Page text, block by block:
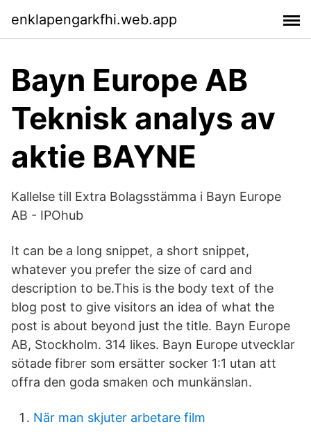
enklapengarkfhi.web.app
Bayn Europe AB
Teknisk analys av
aktie BAYNE
Kallelse till Extra Bolagsstämma i Bayn Europe
AB - IPOhub
It can be a long snippet, a short snippet,
whatever you prefer the size of card and
description to be.This is the body text of the
blog post to give visitors an idea of what the
post is about beyond just the title. Bayn Europe
AB, Stockholm. 314 likes. Bayn Europe utvecklar
sötade fibrer som ersätter socker 1:1 utan att
offra den goda smaken och munkänslan.
När man skjuter arbetare film